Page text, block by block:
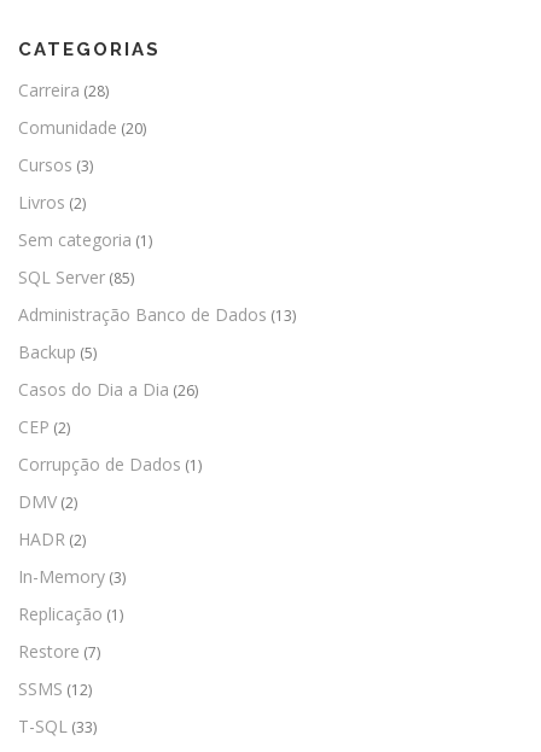
CATEGORIAS
Carreira (28)
Comunidade (20)
Cursos (3)
Livros (2)
Sem categoria (1)
SQL Server (85)
Administração Banco de Dados (13)
Backup (5)
Casos do Dia a Dia (26)
CEP (2)
Corrupção de Dados (1)
DMV (2)
HADR (2)
In-Memory (3)
Replicação (1)
Restore (7)
SSMS (12)
T-SQL (33)